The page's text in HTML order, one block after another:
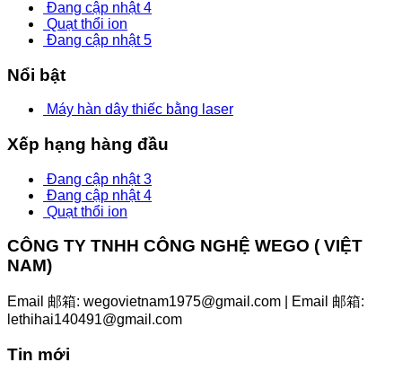
Đang cập nhật 4
Quạt thổi ion
Đang cập nhật 5
Nổi bật
Máy hàn dây thiếc bằng laser
Xếp hạng hàng đầu
Đang cập nhật 3
Đang cập nhật 4
Quạt thổi ion
CÔNG TY TNHH CÔNG NGHỆ WEGO ( VIỆT
NAM)
Email 邮箱: wegovietnam1975@gmail.com | Email 邮箱:
lethihai140491@gmail.com
Tin mới